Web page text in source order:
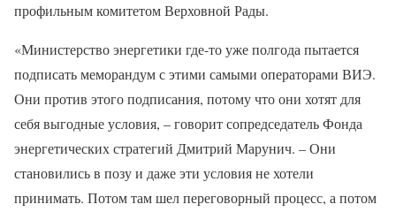
профильным комитетом Верховной Рады.
«Министерство энергетики где-то уже полгода пытается
подписать меморандум с этими самыми операторами ВИЭ.
Они против этого подписания, потому что они хотят для
себя выгодные условия, – говорит сопредседатель Фонда
энергетических стратегий Дмитрий Марунич. – Они
становились в позу и даже эти условия не хотели
принимать. Потом там шел переговорный процесс, а потом